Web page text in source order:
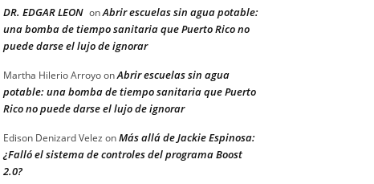
DR. EDGAR LEON onAbrir escuelas sin agua potable:
una bomba de tiempo sanitaria que Puerto Rico no
puede darse el lujo de ignorar
Martha Hilerio ArroyoonAbrir escuelas sin agua
potable: una bomba de tiempo sanitaria que Puerto
Rico no puede darse el lujo de ignorar
Edison Denizard Velez onMás allá de Jackie Espinosa:
¿Falló el sistema de controles del programa Boost
2.0?